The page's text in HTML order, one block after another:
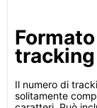
tracking
Il numero di
solitamente